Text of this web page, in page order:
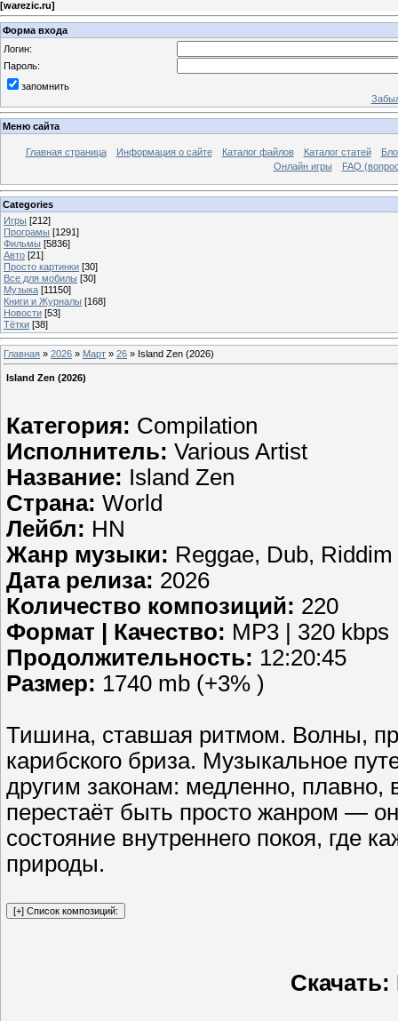
[warezic.ru]
Форма входа
Логин:
Пароль:
запомнить
Меню сайта
Главная страница Информация о сайте Каталог файлов Каталог статей
Онлайн игры
FAQ
Categories
Игры [212]
Програмы [1291]
Фильмы [5836]
Авто [21]
Просто картинки [30]
Все для мобилы [30]
Музыка [11150]
Книги и Журналы [168]
Новости [53]
Тётки [38]
Главная » 2026 » Март » 26 » Island Zen (2026)
Island Zen (2026)
Категория: Compilation
Исполнитель: Various Artist
Название: Island Zen
Страна: World
Лейбл: HN
Жанр музыки: Reggae, Dub, Riddim
Дата релиза: 2026
Количество композиций: 220
Формат | Качество: MP3 | 320 kbps
Продолжительность: 12:20:45
Размер: 1740 mb (+3% )
Тишина, ставшая ритмом. Волны,
карибского бриза. Музыкальное
другим законам: медленно, плавно,
перестаёт быть просто жанром —
состояние внутреннего покоя, где
природы.
Скачать: